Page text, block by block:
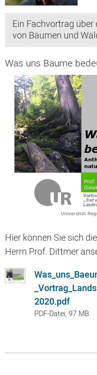
Ein Fachvortrag
von Bäumen und
Was uns Bäume
Hier können Sie sich
Herrn Prof. Dittmer
2020.pdf
PDF-Datei, 97 MB